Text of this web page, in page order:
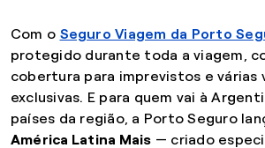
Com o Seguro Viagem da Porto
protegido durante toda a viagem,
cobertura para imprevistos e várias
exclusivas. E para quem vai à
países da região, a Porto Seguro
América Latina Mais — criado